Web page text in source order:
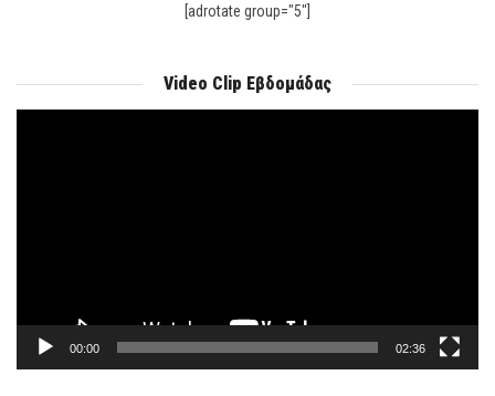
[adrotate group="5"]
Video Clip Εβδομάδας
00:00 02:36